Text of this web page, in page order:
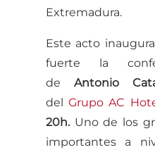
Extremadura.
Este acto
fuerte la
de Antonio
delGrupo AC
20h.Uno de los
importantes a